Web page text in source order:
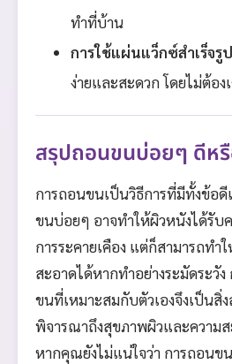
ทำที่บ้าน
การใช้แผ่นแว็กซ์สำเร็จรูป
ง่ายและสะดวก โดยไม่ต้อง
สรุปถอนขนบ่อยๆ ดีหรื
การถอนขนเป็นวิธีการที่มีทั้งข้อ
ขนบ่อยๆ อาจทำให้ผิวหนังได้รับ
การระคายเคือง แต่ก็สามารถทำ
สะอาดได้หากทำอย่างระมัดระวัง
ขนที่เหมาะสมกับตัวเองจึงเป็นสิ่
พิจารณาถึงสุขภาพผิวและความ
หากคุณยังไม่แน่ใจว่า การถอน